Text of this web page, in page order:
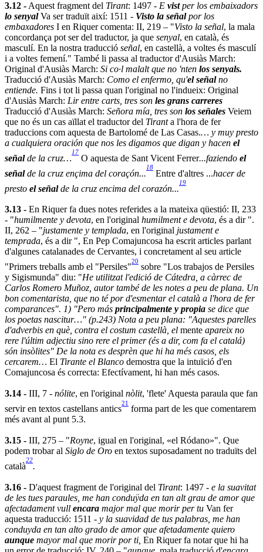
3.12 - Aquest fragment del Tirant: 1497 - E vistper los embaixadors
lo senyalVa ser traduït així: 1511 - Visto la señalpor los
embaxadores I en Riquer comenta: II, 219 – "Visto la señal, la mala
concordança pot ser del traductor, ja que senyal, en català, és
masculí. En la nostra traducció señal, en castellà, a voltes és masculí
i a voltes femení." També li passa al traductor d'Ausiàs March:
Original d'Ausiàs March: Si co·l malalt que no 'nten los senyals.
Traducció d'Ausiàs March: Como el enfermo, qu'el señalno
entiende. Fins i tot li passa quan l'original no l'indueix: Original
d'Ausiàs March: Lir entre carts, tres son les grans carreres
Traducció d'Ausiàs March: Señora mía, tres son los señales Veiem
que no és un cas aïllat el traductor del Tiranta l'hora de fer
traduccions com aquesta de Bartolomé de Las Casas.… y muy presto
a cualquiera oración que nos les digamos que digan y hacen el
señalde la cruz…
17
O aquesta de Sant Vicent Ferrer...faziendo el
señalde la cruz ençima del coraçón...
18
Entre d'altres ...hacer de
presto el señalde la cruz encima del corazón...
19
3.13 - En Riquer fa dues notes referides a la mateixa qüestió: II, 233
- "humilmente y devota, en l'original humilment e devota, és a dir ".
II, 262 – "justamente y templada, en l'original justament e
temprada, és a dir ", En Pep Comajuncosa ha escrit articles parlant
d'algunes catalanades de Cervantes, i concretament al seu article
"Primers treballs amb el "Persiles"
20
sobre "Los trabajos de Persiles
y Sigismunda" diu: "He utilitzat l'edició de Cátedra, a càrrec de
Carlos Romero Muñoz, autor també de les notes a peu de plana. Un
bon comentarista, que no té por d'esmentar el català a l'hora de fer
comparances". 1) "Pero más principalmente y propia se dice que
los poetas nascitur…" (p.243) Nota a peu plana: "Aquestes parelles
d'adverbis en què, contra el costum castellà, el mente apareix no
rere l'últim adjectiu sino rere el primer (és a dir, com fa el catalá)
són insòlites" De la nota es desprèn que hi ha més casos, els
cercarem… El Tirante el Blanco demostra que la intuïció d'en
Comajuncosa és correcta: Efectívament, hi han més casos.
3.14 - III, 7 - nólite, en l'original nòlit, 'flete' Aquesta paraula que fan
servir en textos castellans antics
21
forma part de les que comentarem
més avant al punt 5.3.
3.15 - III, 275 – "Royne, igual en l'original, «el Ródano»". Que
podem trobar al Siglo de Oro en textos suposadament no traduïts del
català
22
.
3.16 - D'aquest fragment de l'original del Tirant: 1497 - e la suavitat
de les tues paraules, me han conduÿda en tan alt grau de amor que
afectadament vull encara major mal que morir per tu Van fer
aquesta traducció: 1511 - y la suavidad de tus palabras, me han
conduyda en tan alto grado de amor que afetadamente quiero
aunque mayor mal que morir por ti, En Riquer fa notar que hi ha